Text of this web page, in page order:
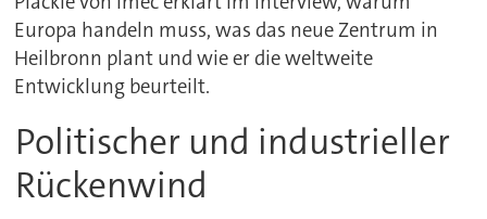
Europa handeln muss, was das neue Zentrum in
Heilbronn plant und wie er die weltweite
Entwicklung beurteilt.
Politischer und industrieller
Rückenwind